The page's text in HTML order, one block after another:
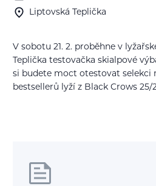
Liptovská Teplička
V sobotu 21. 2. proběhne v
Teplička testovačka skialpové
si budete moct otestovat selekci
bestsellerů lyží z Black Crows 25/